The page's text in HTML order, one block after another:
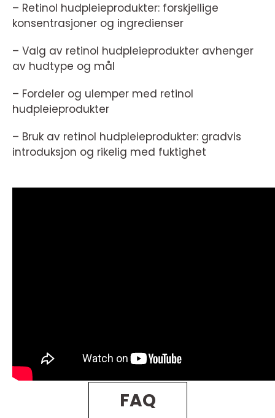
– Retinol hudpleieprodukter: forskjellige
konsentrasjoner og ingredienser
– Valg av retinol hudpleieprodukter avhenger
av hudtype og mål
– Fordeler og ulemper med retinol
hudpleieprodukter
– Bruk av retinol hudpleieprodukter: gradvis
introduksjon og rikelig med fuktighet
FAQ